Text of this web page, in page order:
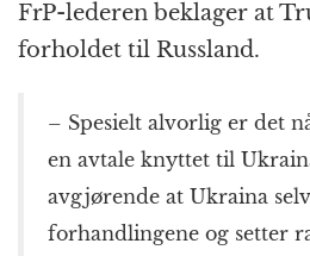
FrP-lederen beklager at
forholdet til Russland.
– Spesielt alvorlig er det
en avtale knyttet til
avgjørende at Ukraina
forhandlingene og setter